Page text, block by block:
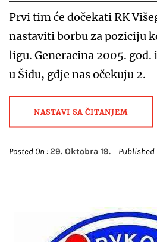
Prvi tim će dočekati RK
nastaviti borbu za poziciju
ligu. Generacina 2005.
u Šidu, gdje nas očekuju 2.
NASTAVI SA ČITANJEM
Posted On :29. Oktobra 19. Published